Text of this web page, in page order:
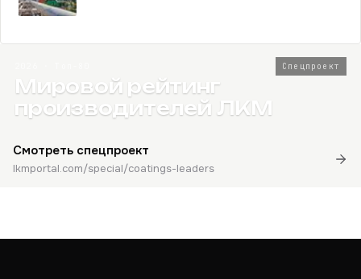
Спецпроект
Мировой рейтинг
производителей ЛКМ
Смотреть спецпроект
lkmportal.com/special/coatings-leaders